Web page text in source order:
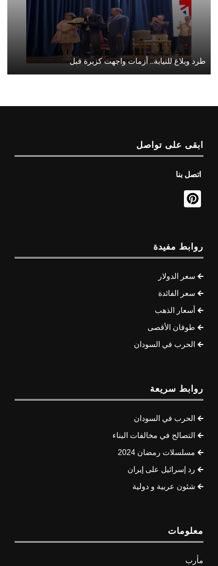
طرد وبلاغ للنيابة.. أزمات واجهت كزبرة قبل
ابقى على تواصل
اتصل بنا
روابط مفيدة
سعر الدولار
سعر الفائدة
أسعار الذهب
طوفان الأقصى
الحرب في السودان
روابط سريعة
الحرب في السودان
التصالح في مخالفات البناء
مسلسلات رمضان 2024
رد إسرائيل على إيران
شئون عربية و دولية
معلومات
مأرب